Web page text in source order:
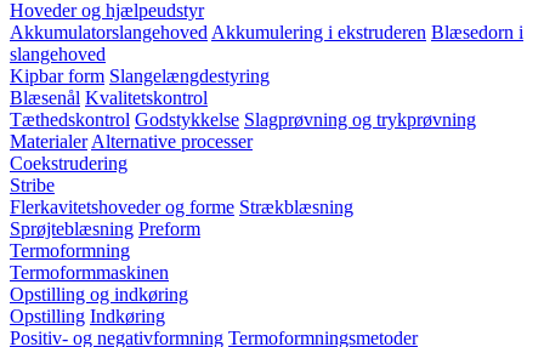
Hoveder og hjælpeudstyr
Akkumulatorslangehoved Akkumulering i ekstruderen Blæsedorn i
slangehoved
Kipbar form Slangelængdestyring
Blæsenål Kvalitetskontrol
Tæthedskontrol Godstykkelse Slagprøvning og trykprøvning
Materialer Alternative processer
Coekstrudering
Stribe
Flerkavitetshoveder og forme Strækblæsning
Sprøjteblæsning Preform
Termoformning
Termoformmaskinen
Opstilling og indkøring
Opstilling Indkøring
Positiv- og negativformning Termoformningsmetoder